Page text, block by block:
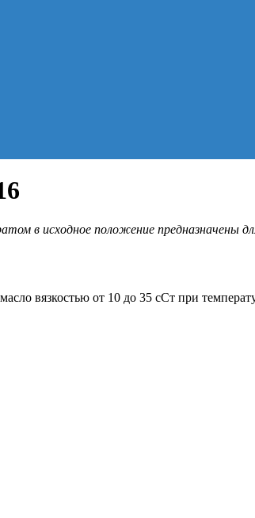
в исходное положение предназначены
вязкостью от 10 до 35 сСт при